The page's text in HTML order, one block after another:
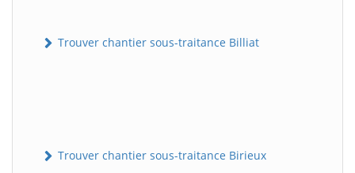
Trouver chantier sous-traitance Billiat
Trouver chantier sous-traitance Birieux